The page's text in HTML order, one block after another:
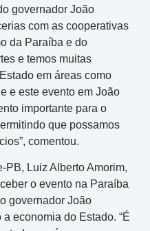
governador João
com as cooperativas
da Paraíba e do
e temos muitas
em áreas como
e este evento em João
importante para o
que possamos
comentou.
PB, Luiz Alberto Amorim,
o evento na Paraíba
governador João
economia do Estado. “É